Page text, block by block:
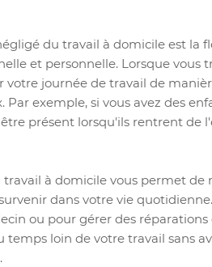
du travail à domicile est la
et personnelle. Lorsque vous
votre journée de travail de
Par exemple, si vous avez des
présent lorsqu'ils rentrent de
à domicile vous permet de
dans votre vie
ou pour gérer des
temps loin de votre travail sans